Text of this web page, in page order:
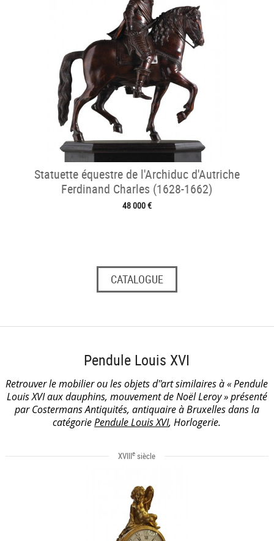
Statuette équestre de l'Archiduc d'Autriche
Ferdinand Charles (1628-1662)
48 000 €
CATALOGUE
Pendule Louis XVI
Retrouver le mobilier ou les objets d''art similaires à « Pendule
Louis XVI aux dauphins, mouvement de Noël Leroy » présenté
par Costermans Antiquités, antiquaire à Bruxelles dans la
catégoriePendule Louis XVI, Horlogerie.
XVIIIe siècle